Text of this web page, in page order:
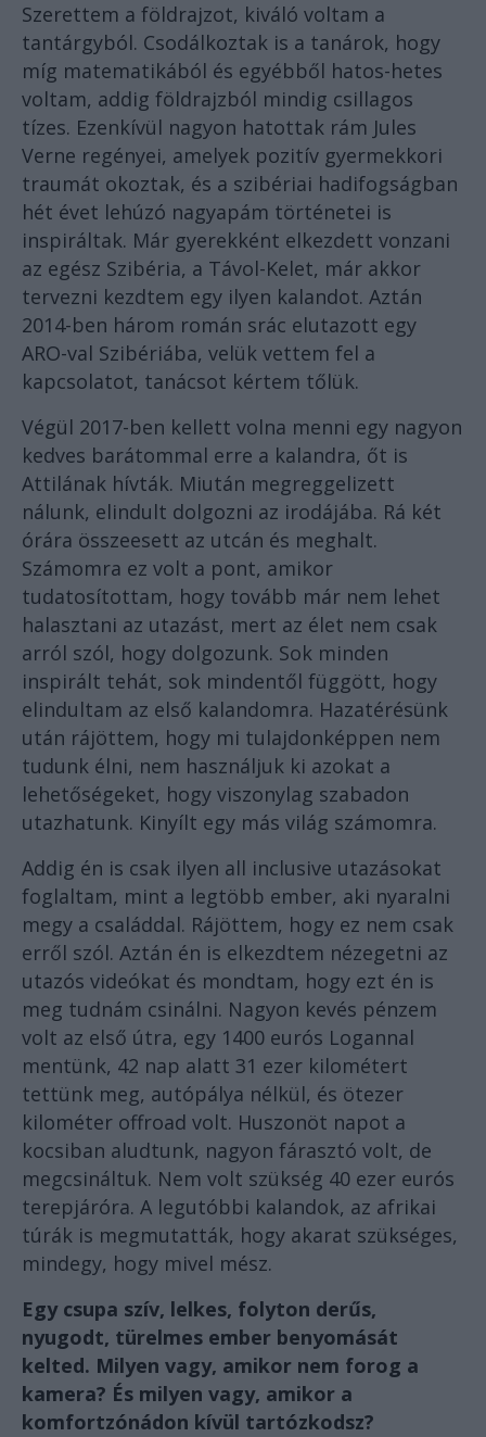
Szerettem a földrajzot, kiváló voltam a
tantárgyból. Csodálkoztak is a tanárok, hogy
míg matematikából és egyébből hatos-hetes
voltam, addig földrajzból mindig csillagos
tízes. Ezenkívül nagyon hatottak rám Jules
Verne regényei, amelyek pozitív gyermekkori
traumát okoztak, és a szibériai hadifogságban
hét évet lehúzó nagyapám történetei is
inspiráltak. Már gyerekként elkezdett vonzani
az egész Szibéria, a Távol-Kelet, már akkor
tervezni kezdtem egy ilyen kalandot. Aztán
2014-ben három román srác elutazott egy
ARO-val Szibériába, velük vettem fel a
kapcsolatot, tanácsot kértem tőlük.
Végül 2017-ben kellett volna menni egy nagyon
kedves barátommal erre a kalandra, őt is
Attilának hívták. Miután megreggelizett
nálunk, elindult dolgozni az irodájába. Rá két
órára összeesett az utcán és meghalt.
Számomra ez volt a pont, amikor
tudatosítottam, hogy tovább már nem lehet
halasztani az utazást, mert az élet nem csak
arról szól, hogy dolgozunk. Sok minden
inspirált tehát, sok mindentől függött, hogy
elindultam az első kalandomra. Hazatérésünk
után rájöttem, hogy mi tulajdonképpen nem
tudunk élni, nem használjuk ki azokat a
lehetőségeket, hogy viszonylag szabadon
utazhatunk. Kinyílt egy más világ számomra.
Addig én is csak ilyen all inclusive utazásokat
foglaltam, mint a legtöbb ember, aki nyaralni
megy a családdal. Rájöttem, hogy ez nem csak
erről szól. Aztán én is elkezdtem nézegetni az
utazós videókat és mondtam, hogy ezt én is
meg tudnám csinálni. Nagyon kevés pénzem
volt az első útra, egy 1400 eurós Logannal
mentünk, 42 nap alatt 31 ezer kilométert
tettünk meg, autópálya nélkül, és ötezer
kilométer offroad volt. Huszonöt napot a
kocsiban aludtunk, nagyon fárasztó volt, de
megcsináltuk. Nem volt szükség 40 ezer eurós
terepjáróra. A legutóbbi kalandok, az afrikai
túrák is megmutatták, hogy akarat szükséges,
mindegy, hogy mivel mész.
Egy csupa szív, lelkes, folyton derűs,
nyugodt, türelmes ember benyomását
kelted. Milyen vagy, amikor nem forog a
kamera? És milyen vagy, amikor a
komfortzónádon kívül tartózkodsz?